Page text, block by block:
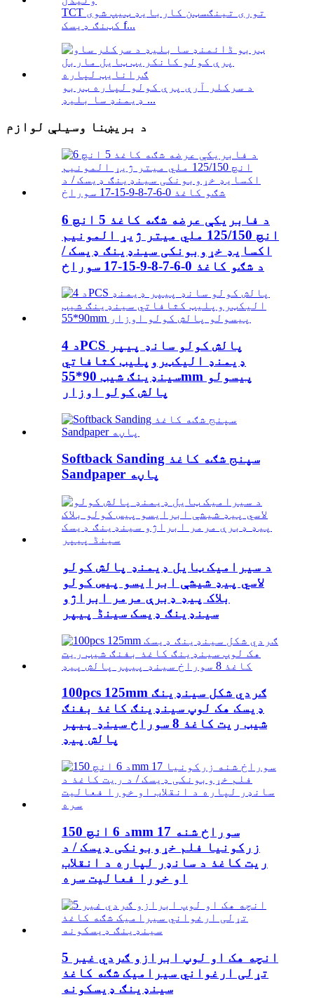
TCT توری تینګسټن کاربایډ ټیپ شوی
کټنګ ډیسک f...
د سرکلر آرې پرې کولو لپاره ټربو
ډیمنډ سا بلیډ ...
د بریښنا وسیلې لوازم
د فابریکې عرضه شګه کاغذ 5 انچ 6
انچ 125/150 ملي میتر ژیړ المونیم
اکسایډ خړوبونکی سینډینګ ډیسک /
د شګو کاغذ 0-6-7-8-9-15-17 سوراخ
د 4PCS پالش کولو سانډ پیپر
ډیمنډ الیکټروپلیټ کثافاتي
سینډینګ شیټ 90*55mm پیسولو
پالش کولو اوزار
Softback Sanding سپنج شګه کاغذ
Sandpaper پاڼه
د سیرامیک ټایل ډیمنډ پالش کولو
لاسي پیډ شیشې ابرایسو پیس کولو
بلاک پیډ ډبرې مرمر ابراژو
سینډینګ ډیسک سینڈ پیپر
100pcs 125mm ګردي شکل سینډینګ
ډیسک هک لوپ سینډینګ کاغذ بفنګ
شیټ ریت کاغذ 8 سوراخ سینډ پیپر
پالش پیډ
د 6 انچ 150mm 17 سوراخ شنه
زرکونیا فلم خړوبونکی ډیسک / د
ریت کاغذ د سانډر لپاره د انقلاب
او خورا فعالیت سره
5 انچه هک او لوپ ابرازو ګردي غیر
تړلی ارغواني سیرامیک شګه کاغذ
سینډینګ ډیسکونه